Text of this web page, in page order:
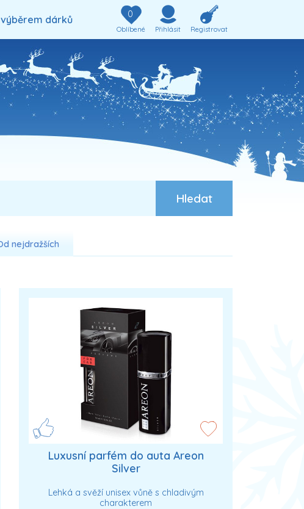
dárků 0
Oblíbené Přihlásit Registrovat
nejdražších
Luxusní parfém do auta Areon
Silver
Lehká a svěží unisex vůně s chladivým
charakterem